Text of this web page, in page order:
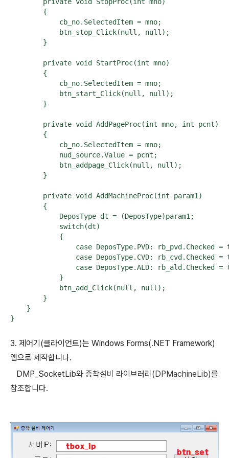
        {
            cb_no.SelectedItem = mno;
            btn_stop_Click(null, null);
        }
        private void StartProc(int mno)
        {
            cb_no.SelectedItem = mno;
            btn_start_Click(null, null);
        }
        private void AddPageProc(int mno, int pcnt)
        {
            cb_no.SelectedItem = mno;
            nud_source.Value = pcnt;
            btn_addpage_Click(null, null);
        }
        private void AddMachineProc(int param1)
        {
            DeposType dt = (DeposType)param1;
            switch(dt)
            {
case DeposType.PVD: rb_pvd.Checked =
case DeposType.CVD: rb_cvd.Checked =
case DeposType.ALD: rb_ald.Checked =
            }
            btn_add_Click(null, null);
        }
    }
3. 제어기(클라이언트)는 Windows Forms(.NET Framework)
앱으로 제작합니다.
DMP_SocketLib와 증착설비 라이브러리(DPMachineLib)를
참조합니다.